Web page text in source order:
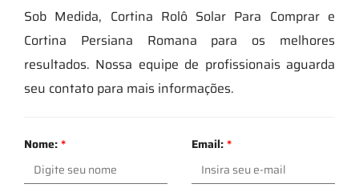
Sob Medida, Cortina Rolô Solar Para Comprar e
Cortina Persiana Romana para os melhores
resultados. Nossa equipe de profissionais aguarda
seu contato para mais informações.
Nome:* Email:*